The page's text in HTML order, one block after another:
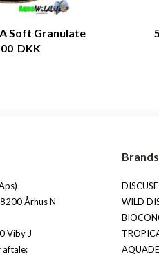
Soft Granulate
DKK
Århus N
Viby J
aftale:
Brands
WILD